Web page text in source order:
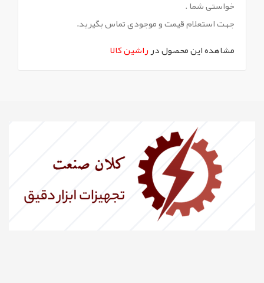
خواستی شما .
جهت استعلام قیمت و موجودی تماس بگیرید.
مشاهده این محصول درراشین کالا